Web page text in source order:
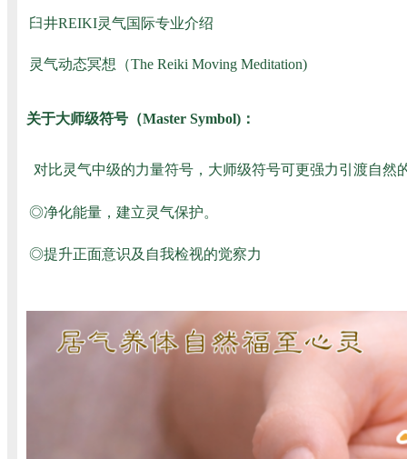
臼井REIKI灵气国际专业介绍
灵气动态冥想（The Reiki Moving Meditation)
关于大师级符号（Master Symbol)：
对比灵气中级的力量符号，大师级符号可更强力引渡自
◎净化能量，建立灵气保护。
◎提升正面意识及自我检视的觉察力